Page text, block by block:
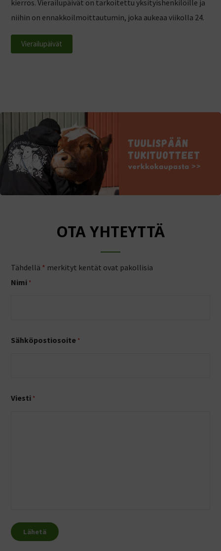
kierros. Vierailupäivät on tarkoitettu yksityishenkilöille ja
niihin on ennakkoilmoittautumin, joka aukeaa viikolla 24.
Vierailupäivät
OTA YHTEYTTÄ
Tähdellä * merkityt kentät ovat pakollisia
Nimi *
Sähköpostiosoite *
Viesti *